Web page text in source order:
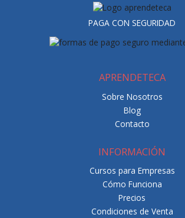
PAGA CON SEGURIDAD
APRENDETECA
Sobre Nosotros
Blog
Contacto
INFORMACIÓN
Cursos para Empresas
Cómo Funciona
Precios
Condiciones de Venta